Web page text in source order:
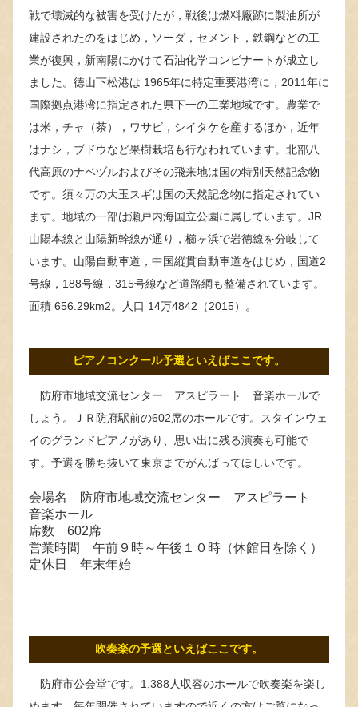
戦で壊滅的な被害を受けたが，戦後は燃料廠跡に製油所が
建設されたのをはじめ，ソーダ，セメント，鉄鋼などの工
業が復興，新南陽にかけて石油化学コンビナートが成立し
ました。徳山下松港は 1965年に特定重要港湾に，2011年に
国際拠点港湾に指定された県下一の工業地域です。農業で
は米，チャ（茶），ワサビ，シイタケを産するほか，近年
はナシ，ブドウなど果樹栽培も行なわれています。北部八
代高原のナベヅルおよびその飛来地は国の特別天然記念物
です。須々万の大玉スギは国の天然記念物に指定されてい
ます。地域の一部は瀬戸内海国立公園に属しています。JR
山陽本線と山陽新幹線が通り，櫛ヶ浜で岩徳線を分岐して
います。山陽自動車道，中国縦貫自動車道をはじめ，国道2
号線，188号線，315号線など道路網も整備されています。
面積 656.29km2。人口 14万4842（2015）。
ピアノコンクール予選といえばここです。
防府市地域交流センター アスピラート 音楽ホールで
しょう。ＪＲ防府駅前の602席のホールです。スタインウェ
イのグランドピアノがあり、思い出に残る演奏も可能で
す。予選を勝ち抜いて東京までがんばってほしいです。
会場名 防府市地域交流センター アスピラート
音楽ホール
席数 602席
営業時間 午前９時～午後１０時（休館日を除く）
定休日 年末年始
吹奏楽の予選といえばここです。
防府市公会堂です。1,388人収容のホールで吹奏楽を楽し